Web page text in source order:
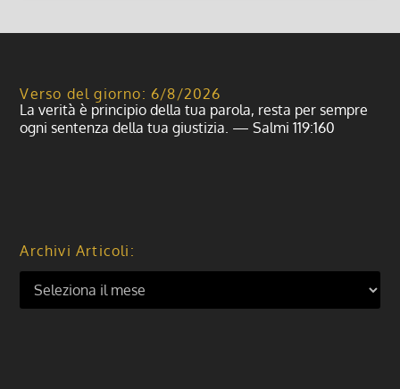
Verso del giorno: 6/8/2026
La verità è principio della tua parola, resta per sempre
ogni sentenza della tua giustizia. — Salmi 119:160
Archivi Articoli: